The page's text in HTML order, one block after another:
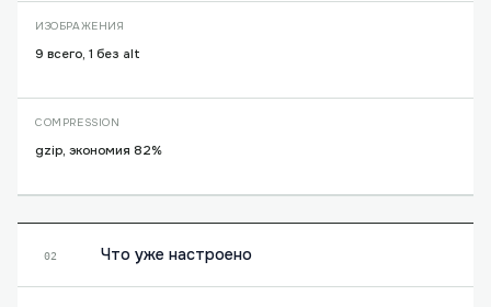
ИЗОБРАЖЕНИЯ
9 всего, 1 без alt
COMPRESSION
gzip, экономия 82%
02 Что уже настроено